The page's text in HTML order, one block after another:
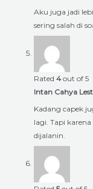
Aku juga jadi
sering salah di
Rated 4 out of 5
Intan Cahya
Kadang capek
lagi. Tapi
dijalanin.